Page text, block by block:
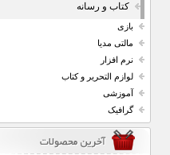
کتاب و رسانه
بازی
مالتی مدیا
نرم افزار
لوازم التحریر و کتاب
آموزشی
گرافیک